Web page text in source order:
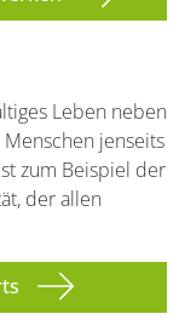
Leben neben
jenseits
zum Beispiel der
der allen